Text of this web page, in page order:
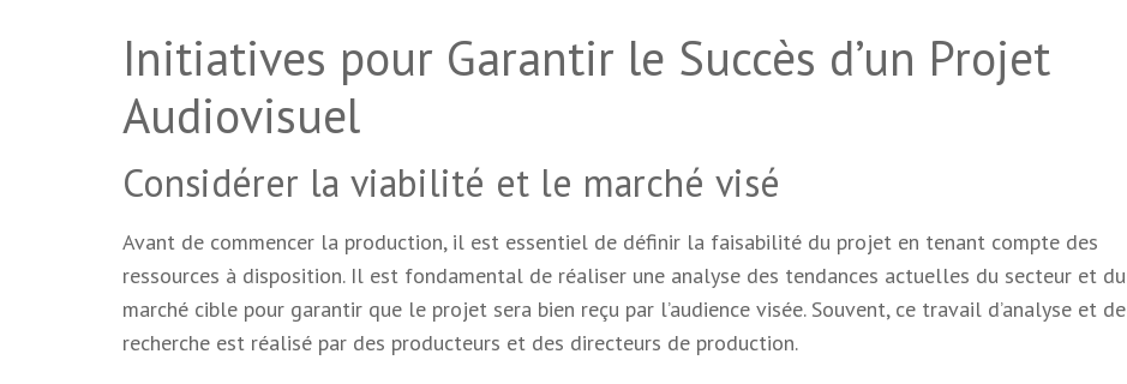
Initiatives pour Garantir le Succès d’un Projet
Audiovisuel
Considérer la viabilité et le marché visé
Avant de commencer la production, il est essentiel de définir la faisabilité du projet en tenant compte des
ressources à disposition. Il est fondamental de réaliser une analyse des tendances actuelles du secteur et du
marché cible pour garantir que le projet sera bien reçu par l’audience visée. Souvent, ce travail d’analyse et de
recherche est réalisé par des producteurs et des directeurs de production.